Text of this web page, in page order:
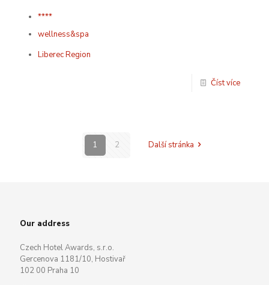
****
wellness&spa
Liberec Region
Číst více
1 2 Další stránka
Our address
Czech Hotel Awards, s.r.o.
Gercenova 1181/10, Hostivař
102 00 Praha 10